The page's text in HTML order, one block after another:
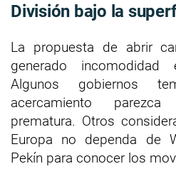
División bajo la
La propuesta de abrir
generado incomodidad
Algunos gobiernos
acercamiento
prematura. Otros
Europa no dependa de
Pekín para conocer los